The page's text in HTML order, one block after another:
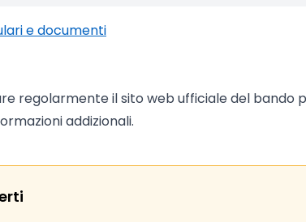
e documenti
regolarmente il sito web ufficiale del bando
addizionali.